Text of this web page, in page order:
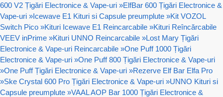
600 V2 Țigări Electronice & Vape-uri »ElfBar 600 Țigări Electronice &
Vape-uri »Icewave E1 Kituri si Capsule preumplute »Kit VOZOL
Switch Pico »Kituri Icewave E1 Reincarcabile »Kituri Reîncărcabile
VEEV inPrime »Kituri UNNO Reincarcabile »Lost Mary Țigări
Electronice & Vape-uri Reincarcabile »One Puff 1000 Țigări
Electronice & Vape-uri »One Puff 800 Țigări Electronice & Vape-uri
»One Puff Țigări Electronice & Vape-uri »Rezerve Elf Bar Elfa Pro
»Ske Crystal 600 Pro Țigări Electronice & Vape-uri »UNNO Kituri si
Capsule preumplute »VAAL AOP Bar 1000 Țigări Electronice &